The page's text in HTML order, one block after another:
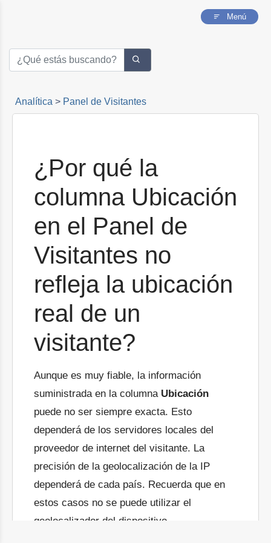
Menú
Analítica > Panel de Visitantes
¿Por qué aparecen visitas procedentes de
búsqueda?
¿Por qué solo puedo ver las visitas de los
¿Por qué la
columna Ubicación
en el Panel de
Visitantes no
refleja la ubicación
real de un
visitante?
Aunque es muy fiable, la información
suministrada en la columna Ubicación
puede no ser siempre exacta. Esto
dependerá de los servidores locales del
proveedor de internet del visitante. La
precisión de la geolocalización de la IP
dependerá de cada país. Recuerda que en
estos casos no se puede utilizar el
geolocalizador del dispositivo.